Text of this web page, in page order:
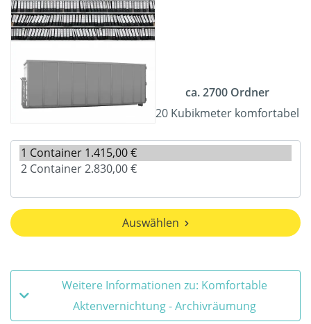
ca. 2700 Ordner
20 Kubikmeter komfortabel
Auswählen
Weitere Informationen zu: Komfortable
Aktenvernichtung - Archivräumung